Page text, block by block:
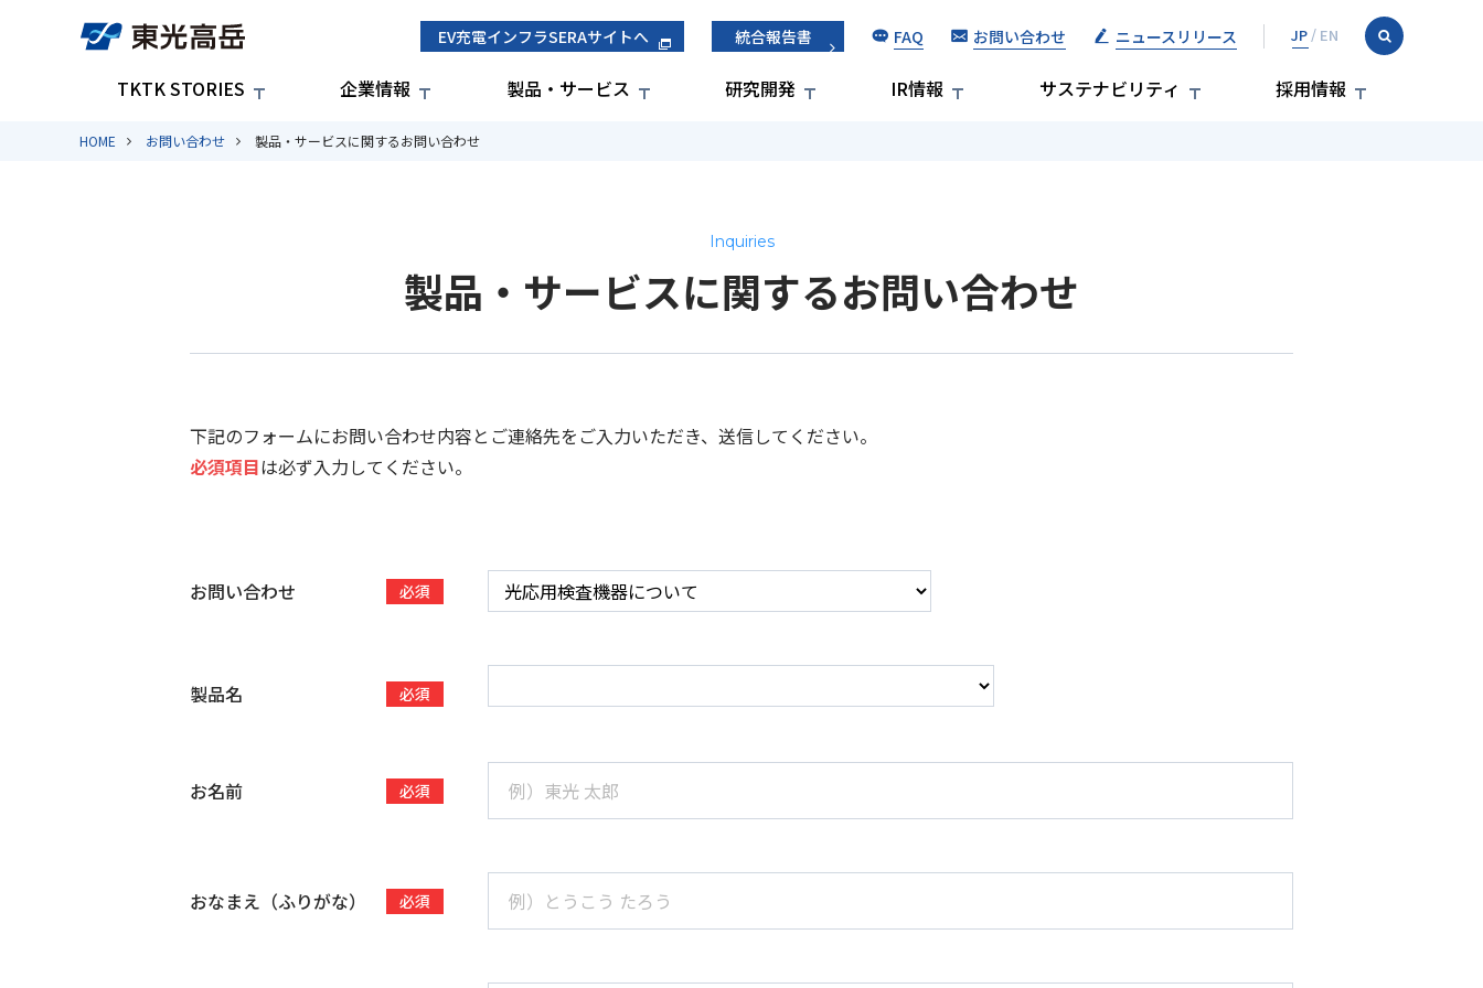
EV充電インフラSERAサイトへ 統合報告書 FAQ お問い合わせ ニュースリリース
TKTK STORIES 企業情報 製品・サービス 研究開発 IR情報 サステナビリティ 採用情報
HOME お問い合わせ 製品・サービスに関するお問い合わせ
製品・サービスに関するお問い合わせ
下記のフォームにお問い合わせ内容とご連絡先をご入力いただき、送信してください。
必須項目は必ず入力してください。
お問い合わせ 必須
製品名 必須
お名前 必須
おなまえ（ふりがな） 必須